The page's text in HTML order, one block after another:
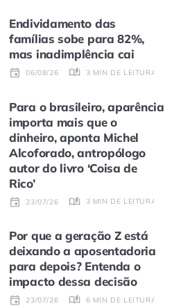
Endividamento das
famílias sobe para 82%,
mas inadimplência cai
06/08/26 3 MIN DE LEITURA
Para o brasileiro, aparência
importa mais que o
dinheiro, aponta Michel
Alcoforado, antropólogo
autor do livro ‘Coisa de
Rico’
23/07/26 3 MIN DE LEITURA
Por que a geração Z está
deixando a aposentadoria
para depois? Entenda o
impacto dessa decisão
23/07/26 6 MIN DE LEITURA